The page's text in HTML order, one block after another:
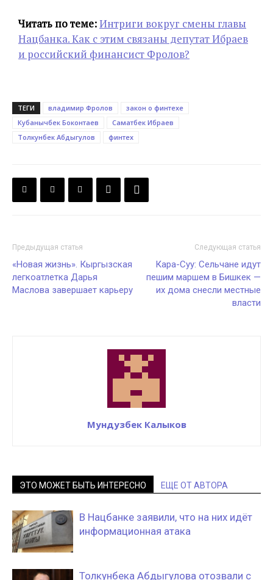
Читать по теме:Интриги вокруг смены главы
Нацбанка. Как с этим связаны депутат Ибраев
и российский финансист Фролов?
ТЕГИ владимир Фролов
закон о финтехе
Кубанычбек Боконтаев
Саматбек Ибраев
Толкунбек Абдыгулов
финтех
Предыдущая статья
«Новая жизнь». Кыргызская
легкоатлетка Дарья
Маслова завершает карьеру
Следующая статья
Кара-Суу: Сельчане идут
пешим маршем в Бишкек —
их дома снесли местные
власти
Мундузбек Калыков
ЭТО МОЖЕТ БЫТЬ ИНТЕРЕСНО ЕЩЕ ОТ АВТОРА
В Нацбанке заявили, что на них идёт
информационная атака
Толкунбека Абдыгулова отозвали с